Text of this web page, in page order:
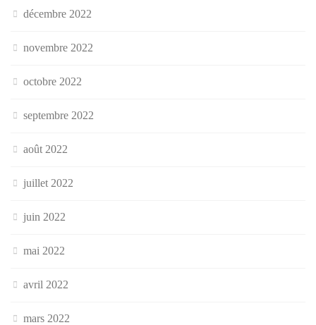
décembre 2022
novembre 2022
octobre 2022
septembre 2022
août 2022
juillet 2022
juin 2022
mai 2022
avril 2022
mars 2022